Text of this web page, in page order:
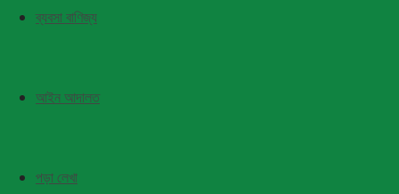
ব্যবসা বাণিজ্য
আইন আদালত
পড়া লেখা